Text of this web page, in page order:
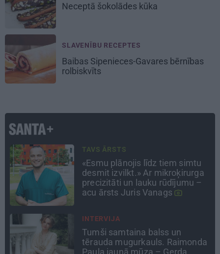
Neceptā šokolādes kūka
SLAVENĪBU RECEPTES
Baibas Sipenieces-Gavares bērnības
rolbiskvīts
LEĢENDAS STĀSTS
Mistika un atrastie radi. Kā
«Likteņa līdumnieki» mainīja
pašu aktieru dzīves
INTERVIJA
Es gribu spēlēties tālāk! Sonora
Vaice atklāti par krīzēm, bērniem
un jauno profesiju